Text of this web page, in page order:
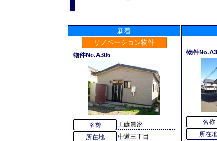
新着
リノベーション物件
物件No.A306
名称
工藤貸家
所在地
中道三丁目
物件
名称
所在